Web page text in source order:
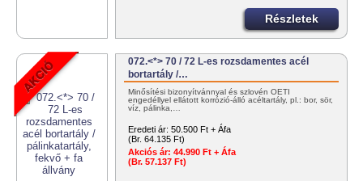
Részletek
072.<*> 70 / 72 L-es rozsdamentes acél
bortartály /…
Minősítési bizonyítvánnyal és szlovén OÉTI
engedéllyel ellátott korrózió-álló acéltartály, pl.: bor, sör,
víz, pálinka,…
Eredeti ár: 50.500 Ft + Áfa
(Br. 64.135 Ft)
Akciós ár: 44.990 Ft + Áfa
(Br. 57.137 Ft)